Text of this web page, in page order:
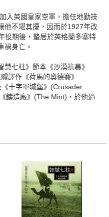
入英國皇家空軍，擔任地勤技
他不堪其擾，因而於1927年改
役期後，蟄居於英格蘭多塞特
禍身亡。
七柱》節本《沙漠抗暴》
譯作《荷馬的奧德賽》
十字軍城堡》(Crusader
鑄造廠》(The Mint)，於他過